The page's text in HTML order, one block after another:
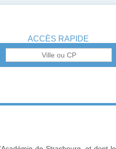
ACCÈS RAPIDE